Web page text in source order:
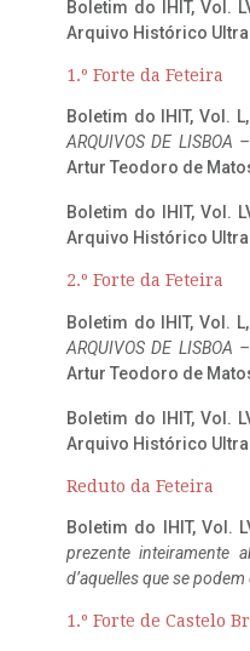
Boletim do IHIT, Vol.
Arquivo Histórico
1.º Forte da Feteira
Boletim do IHIT, Vol.
ARQUIVOS DE LISBOA
Artur Teodoro de
Boletim do IHIT, Vol.
Arquivo Histórico
2.º Forte da Feteira
Boletim do IHIT, Vol.
ARQUIVOS DE LISBOA
Artur Teodoro de
Boletim do IHIT, Vol.
Arquivo Histórico
Reduto da Feteira
Boletim do IHIT, Vol.
prezente inteiramente
d’aquelles que se
1.º Forte de Castelo